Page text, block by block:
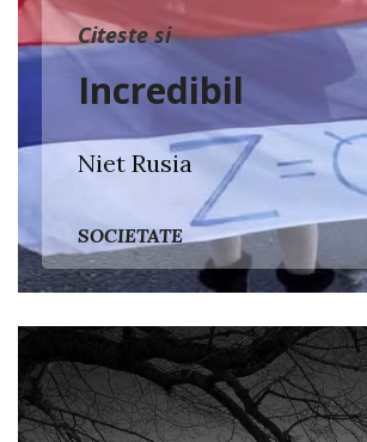
Citeste si
Incredibil
Niet Rusia
SOCIETATE